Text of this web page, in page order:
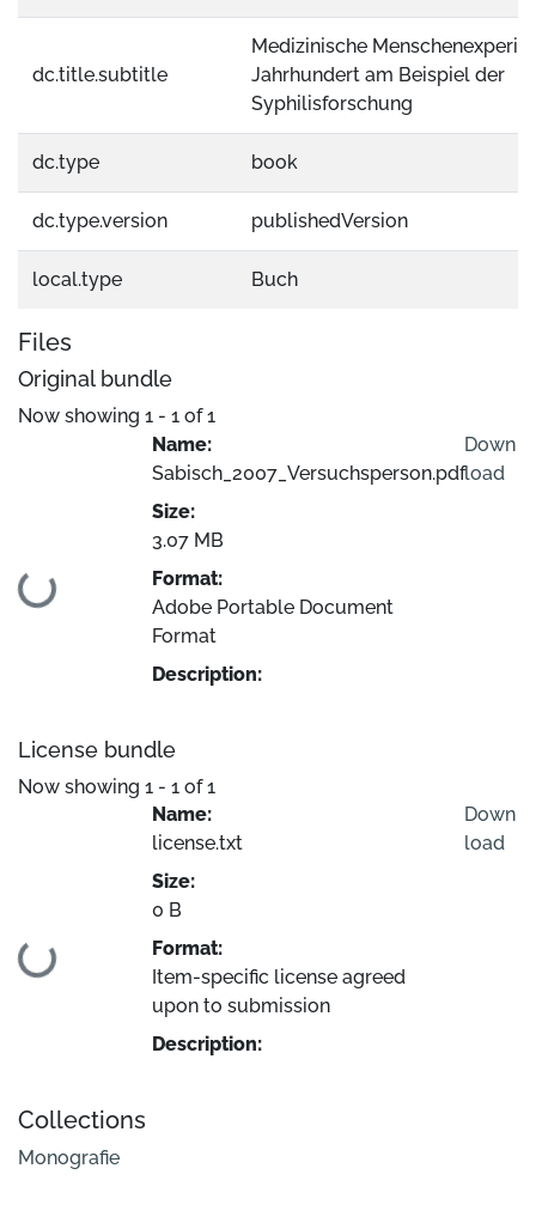
dc.title.subtitle
Medizinische
Jahrhundert am Beispiel der
Syphilisforschung
dc.type book
dc.type.version publishedVersion
local.type Buch
Files
Original bundle
Now showing 1 - 1 of 1
Loading...
Name:
Sabisch_2007_Versuchsperson.pdf
Size:
3.07 MB
Format:
Adobe Portable Document
Format
Description:
Down
load
License bundle
Now showing 1 - 1 of 1
Loading...
Name:
license.txt
Size:
0 B
Format:
Item-specific license agreed
upon to submission
Description:
Down
load
Collections
Monografie